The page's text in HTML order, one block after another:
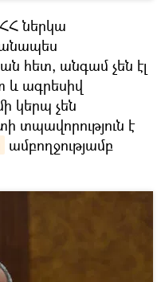
ներկա
հետ, անգամ չեն էլ
և ագրեսիվ
կերպ չեն
տպավորություն է
ամբողջությամբ